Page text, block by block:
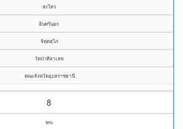
สะไหว
อินทร์นอก
จิตฺตสุโภ
วัดป่าศิลาเลข
คณะจังหวัดอุบลราชธานี
8
พระ